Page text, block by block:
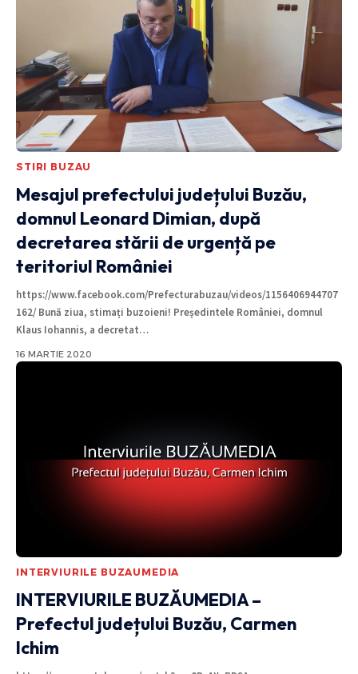
STIRI BUZAU
Mesajul prefectului județului Buzău,
domnul Leonard Dimian, după
decretarea stării de urgență pe
teritoriul României
https://www.facebook.com/Prefecturabuzau/videos/1156406944707
162/ Bună ziua, stimați buzoieni! Președintele României, domnul
Klaus Iohannis, a decretat…
16 MARTIE 2020
INTERVIURILE BUZAUMEDIA
INTERVIURILE BUZĂUMEDIA –
Prefectul județului Buzău, Carmen
Ichim